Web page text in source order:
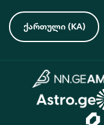
ქართული (KA)